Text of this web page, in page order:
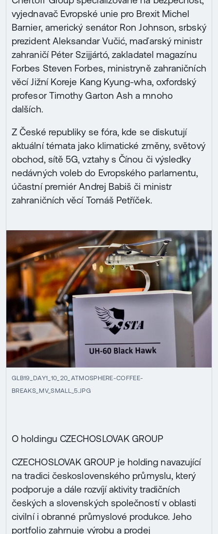
vyjednavač Evropské unie pro Brexit Michel
Barnier, americký senátor Ron Johnson, srbský
prezident Aleksandar Vučić, maďarský ministr
zahraničí Péter Szijjártó, zakladatel magazínu
Forbes Steven Forbes, ministryně zahraničních
věcí Jižní Koreje Kang Kyung-wha, oxfordský
profesor Timothy Garton Ash a mnoho
dalších.
Z České republiky se fóra, kde se diskutují
aktuální témata jako klimatické změny, světový
obchod, sítě 5G, vztahy s Čínou či výsledky
nedávných voleb do Evropského parlamentu,
účastní premiér Andrej Babiš či ministr
zahraničních věcí Tomáš Petříček.
GLB19_DAY1_10_20_ATMOSPHERE-COFFEE-
BREAKS_MV_SMALL_5.JPG
O holdingu CZECHOSLOVAK GROUP
CZECHOSLOVAK GROUP je holding navazující
na tradici československého průmyslu, který
podporuje a dále rozvíjí aktivity tradičních
českých a slovenských společností v oblasti
civilní i obranné průmyslové produkce. Jeho
portfolio zahrnuje výrobu a prodej